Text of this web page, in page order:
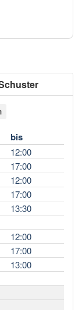
bis
12:00
17:00
12:00
17:00
13:30
12:00
17:00
13:00